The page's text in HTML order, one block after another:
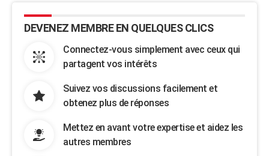
DEVENEZ MEMBRE EN QUELQUES CLICS
Connectez-vous simplement avec ceux qui
partagent vos intérêts
Suivez vos discussions facilement et
obtenez plus de réponses
Mettez en avant votre expertise et aidez les
autres membres